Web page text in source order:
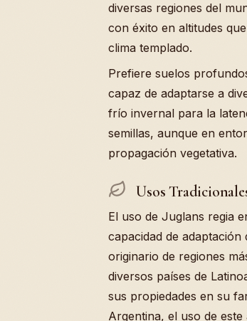
diversas regiones del
con éxito en altitudes
clima templado.
Prefiere suelos
capaz de adaptarse a
frío invernal para la
semillas, aunque en
propagación vegetativa.
Usos
El uso de Juglans regia
capacidad de
originario de regiones
diversos países de
sus propiedades en su
Argentina, el uso de